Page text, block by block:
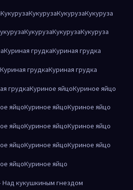
КукурузаКукурузаКукурузаКукуруза
КукурузаКукурузаКукуруза
Куриная грудкаКуриная грудка
Куриная грудкаКуриная грудка
грудкаКуриное яйцоКуриное яйцо
яйцоКуриное яйцоКуриное яйцо
яйцоКуриное яйцоКуриное яйцо
яйцоКуриное яйцоКуриное яйцо
яйцоКуриное яйцо
Над кукушкиным гнездом